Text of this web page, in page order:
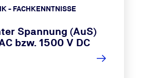
- FACHKENNTNISSE
Spannung (AuS)
bzw. 1500 V DC